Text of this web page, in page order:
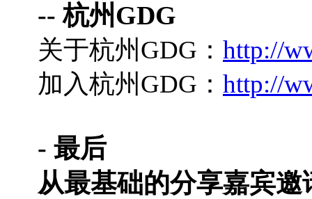
-- 杭州GDG
关于杭州GDG： http://
加入杭州GDG： http://
- 最后
从最基础的分享嘉宾